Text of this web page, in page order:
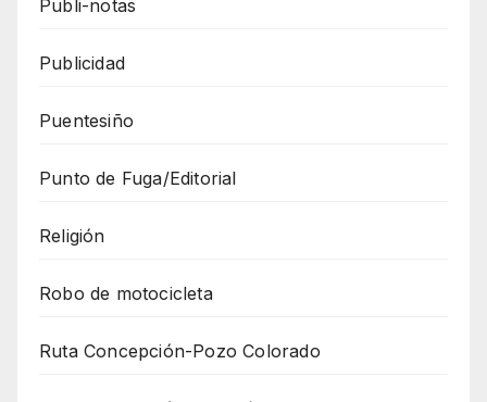
Publi-notas
Publicidad
Puentesiño
Punto de Fuga/Editorial
Religión
Robo de motocicleta
Ruta Concepción-Pozo Colorado